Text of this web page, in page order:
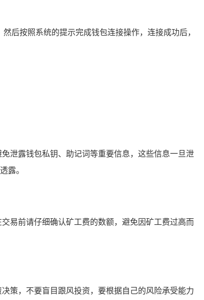
后按照系统的提示完成钱包连接操作，连接成功后，
免泄露钱包私钥、助记词等重要信息，这些信息一旦泄
露。
易前请仔细确认矿工费的数额，避免因矿工费过高而
策，不要盲目跟风投资，要根据自己的风险承受能力